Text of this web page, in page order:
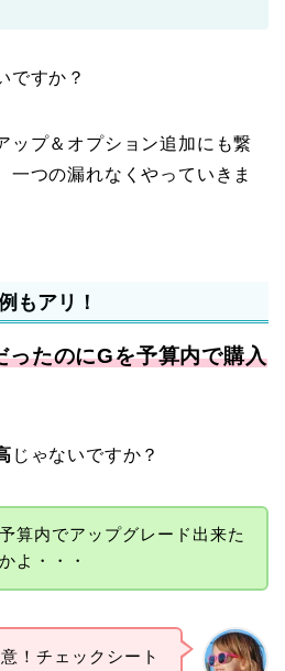
ですか？
ップ＆オプション追加にも繋
一つの漏れなくやっていきま
もアリ！
ったのにGを予算内で購入
じゃないですか？
算内でアップグレード出来た
よ・・・
！チェックシート